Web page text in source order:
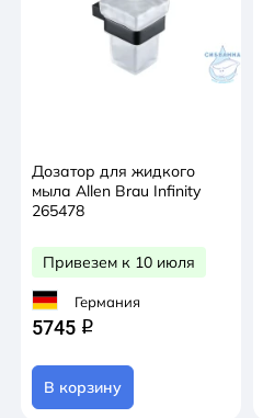
Дозатор для жидкого
мыла Allen Brau Infinity
265478
Привезем к 10 июля
Германия
5745 q
В корзину